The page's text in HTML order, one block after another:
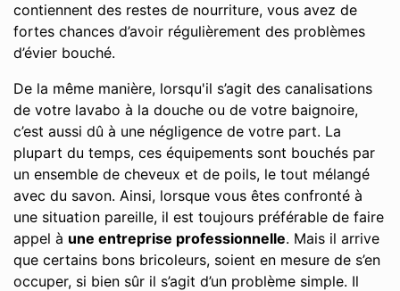
contiennent des restes de nourriture, vous avez de
fortes chances d’avoir régulièrement des problèmes
d’évier bouché.
De la même manière, lorsqu'il s’agit des canalisations
de votre lavabo à la douche ou de votre baignoire,
c’est aussi dû à une négligence de votre part. La
plupart du temps, ces équipements sont bouchés par
un ensemble de cheveux et de poils, le tout mélangé
avec du savon. Ainsi, lorsque vous êtes confronté à
une situation pareille, il est toujours préférable de faire
appel à une entreprise professionnelle. Mais il arrive
que certains bons bricoleurs, soient en mesure de s’en
occuper, si bien sûr il s’agit d’un problème simple. Il